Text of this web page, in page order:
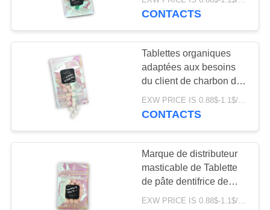
des dents blanchissant
CONTACTS
Tablettes organiques
adaptées aux besoins
du client de charbon de
bois des Tablettes 70g
de pâte dentifrice pour
EXW PRICE IS 0.88$-1.1$/bag MOQ:21pcs par sac d'opp
CONTACTS
Marque de distributeur
masticable de Tablette
de pâte dentifrice de
saveur orange pour
EXW PRICE IS 0.88$-1.1$/bag MOQ:21pcs par sac d'opp